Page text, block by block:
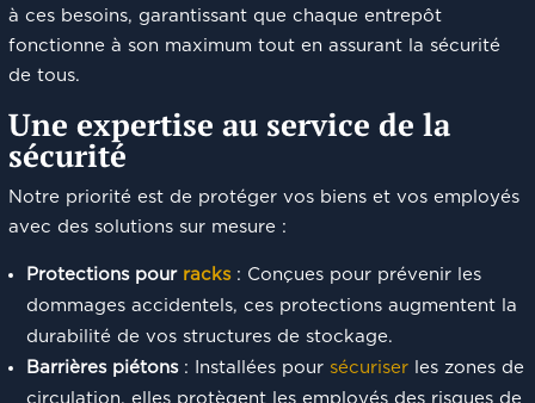
à ces besoins, garantissant que chaque entrepôt
fonctionne à son maximum tout en assurant la sécurité
de tous.
Une expertise au service de la
sécurité
Notre priorité est de protéger vos biens et vos employés
avec des solutions sur mesure :
Protections pour racks: Conçues pour prévenir les
dommages accidentels, ces protections augmentent la
durabilité de vos structures de stockage.
Barrières piétons: Installées pour sécuriserles zones de
circulation, elles protègent les employés des risques de